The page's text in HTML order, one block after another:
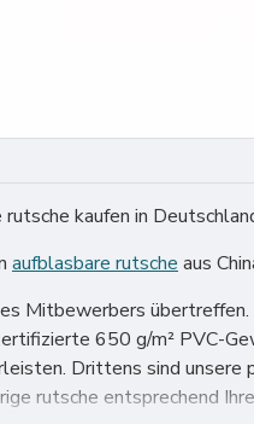
kaufen in
aufblasbare rutsche aus
Mitbewerbers übertreffen.
650 g/m² PVC-
Drittens sind
rutsche entsprechend